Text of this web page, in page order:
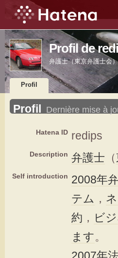
Profil de
弁護士（東京弁護士会）
Profil
Profil Dernière mise à
Hatena ID redips
Description 弁護士 （
Self introduction 2008年
テム ，
約 ， ビ
ます。